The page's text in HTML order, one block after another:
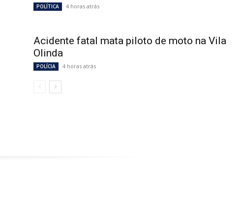
POLÍTICA 4 horas atrás
Acidente fatal mata piloto de moto na Vila
Olinda
POLÍCIA 4 horas atrás